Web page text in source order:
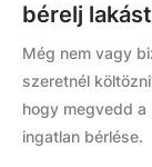
bérelj
Még nem vagy
szeretnél
hogy megvedd a
ingatlan bérlése.